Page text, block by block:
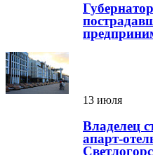
13 июля
Владелец
апарт-